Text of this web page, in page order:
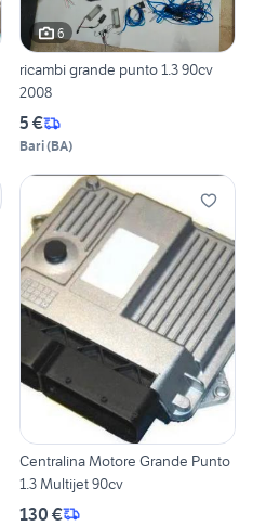
6
ricambi grande punto 1.3 90cv
2008
5 €
Bari(BA)
Centralina Motore Grande Punto
1.3 Multijet 90cv
130 €